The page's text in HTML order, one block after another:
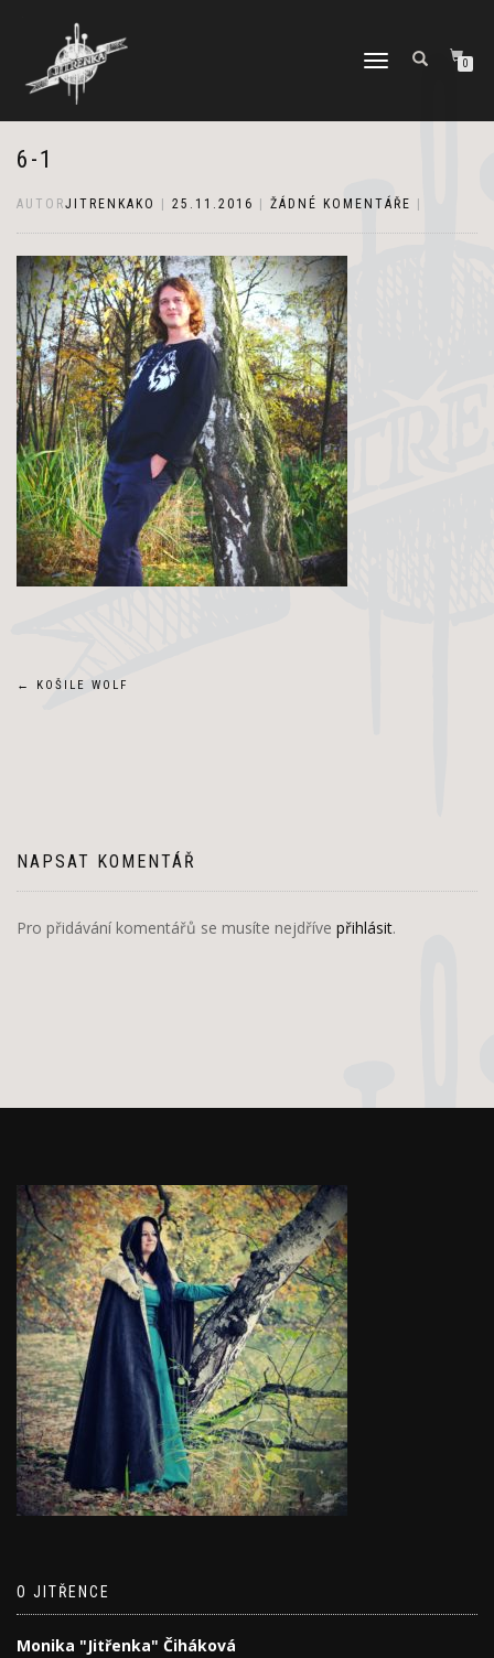
PŘEPNOUT
0
6-1
AUTORJITRENKAKO 25.11.2016 ŽÁDNÉ KOMENTÁŘE
Navigace
← KOŠILE WOLF
NAPSAT KOMENTÁŘ
Pro přidávání komentářů se musíte nejdříve přihlásit.
O JITŘENCE
Monika "Jitřenka" Čiháková